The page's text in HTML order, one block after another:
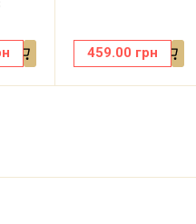
459.00 грн